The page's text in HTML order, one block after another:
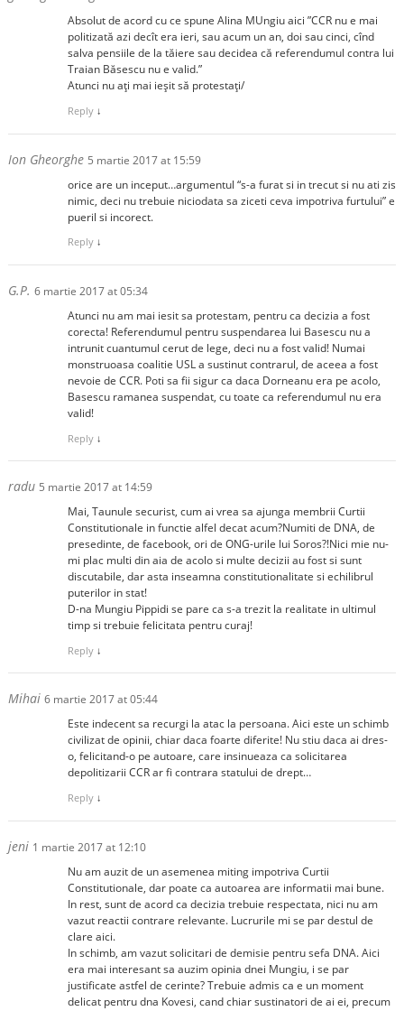
Absolut de acord cu ce spune Alina MUngiu aici ”CCR nu e mai
politizată azi decît era ieri, sau acum un an, doi sau cinci, cînd
salva pensiile de la tăiere sau decidea că referendumul contra lui
Traian Băsescu nu e valid.”
Atunci nu ați mai ieșit să protestați/
Reply ↓
Ion Gheorghe 5 martie 2017 at 15:59
orice are un inceput…argumentul “s-a furat si in trecut si nu ati zis
nimic, deci nu trebuie niciodata sa ziceti ceva impotriva furtului” e
pueril si incorect.
Reply ↓
G.P. 6 martie 2017 at 05:34
Atunci nu am mai iesit sa protestam, pentru ca decizia a fost
corecta! Referendumul pentru suspendarea lui Basescu nu a
intrunit cuantumul cerut de lege, deci nu a fost valid! Numai
monstruoasa coalitie USL a sustinut contrarul, de aceea a fost
nevoie de CCR. Poti sa fii sigur ca daca Dorneanu era pe acolo,
Basescu ramanea suspendat, cu toate ca referendumul nu era
valid!
Reply ↓
radu 5 martie 2017 at 14:59
Mai, Taunule securist, cum ai vrea sa ajunga membrii Curtii
Constitutionale in functie alfel decat acum?Numiti de DNA, de
presedinte, de facebook, ori de ONG-urile lui Soros?!Nici mie nu-
mi plac multi din aia de acolo si multe decizii au fost si sunt
discutabile, dar asta inseamna constitutionalitate si echilibrul
puterilor in stat!
D-na Mungiu Pippidi se pare ca s-a trezit la realitate in ultimul
timp si trebuie felicitata pentru curaj!
Reply ↓
Mihai 6 martie 2017 at 05:44
Este indecent sa recurgi la atac la persoana. Aici este un schimb
civilizat de opinii, chiar daca foarte diferite! Nu stiu daca ai dres-
o, felicitand-o pe autoare, care insinueaza ca solicitarea
depolitizarii CCR ar fi contrara statului de drept…
Reply ↓
jeni 1 martie 2017 at 12:10
Nu am auzit de un asemenea miting impotriva Curtii
Constitutionale, dar poate ca autoarea are informatii mai bune.
In rest, sunt de acord ca decizia trebuie respectata, nici nu am
vazut reactii contrare relevante. Lucrurile mi se par destul de
clare aici.
In schimb, am vazut solicitari de demisie pentru sefa DNA. Aici
era mai interesant sa auzim opinia dnei Mungiu, i se par
justificate astfel de cerinte? Trebuie admis ca e un moment
delicat pentru dna Kovesi, cand chiar sustinatori de ai ei, precum